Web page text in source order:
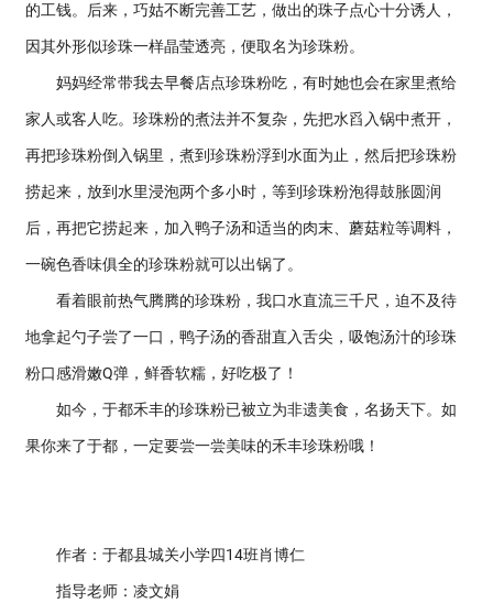
的工钱。后来，巧姑不断完善工艺，做出的珠子点心十分诱人，
因其外形似珍珠一样晶莹透亮，便取名为珍珠粉。
妈妈经常带我去早餐店点珍珠粉吃，有时她也会在家里煮给
家人或客人吃。珍珠粉的煮法并不复杂，先把水舀入锅中煮开，
再把珍珠粉倒入锅里，煮到珍珠粉浮到水面为止，然后把珍珠粉
捞起来，放到水里浸泡两个多小时，等到珍珠粉泡得鼓胀圆润
后，再把它捞起来，加入鸭子汤和适当的肉末、蘑菇粒等调料，
一碗色香味俱全的珍珠粉就可以出锅了。
看着眼前热气腾腾的珍珠粉，我口水直流三千尺，迫不及待
地拿起勺子尝了一口，鸭子汤的香甜直入舌尖，吸饱汤汁的珍珠
粉口感滑嫩Q弹，鲜香软糯，好吃极了！
如今，于都禾丰的珍珠粉已被立为非遗美食，名扬天下。如
果你来了于都，一定要尝一尝美味的禾丰珍珠粉哦！
作者：于都县城关小学四14班肖博仁
指导老师：凌文娟